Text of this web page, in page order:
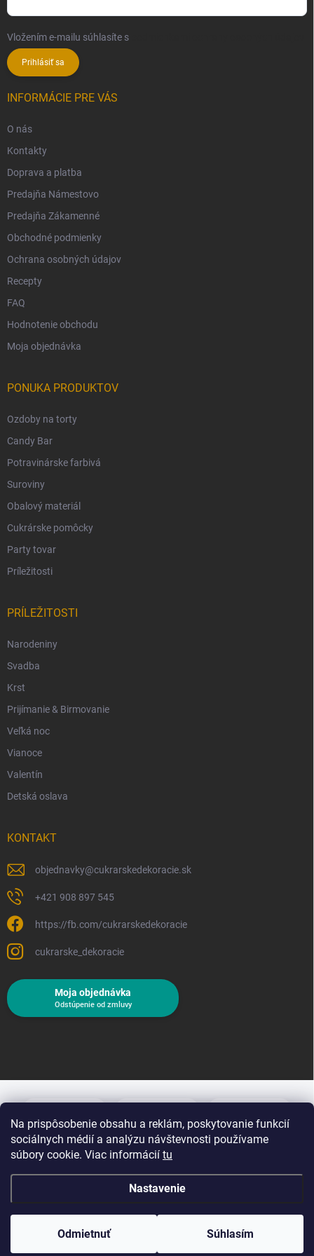
Na prispôsobenie obsahu a reklám, poskytovanie funkcií
sociálnych médií a analýzu návštevnosti používame
súbory cookie. Viac informácií tu
Nastavenie
Odmietnuť Súhlasím
Vložením e-mailu súhlasíte s
Prihlásiť sa
INFORMÁCIE PRE VÁS
O nás
Kontakty
Doprava a platba
Predajňa Námestovo
Predajňa Zákamenné
Obchodné podmienky
Ochrana osobných údajov
Recepty
FAQ
Hodnotenie obchodu
Moja objednávka
PONUKA PRODUKTOV
Ozdoby na torty
Candy Bar
Potravinárske farbivá
Suroviny
Obalový materiál
Cukrárske pomôcky
Party tovar
Príležitosti
PRÍLEŽITOSTI
Narodeniny
Svadba
Krst
Prijímanie & Birmovanie
Veľká noc
Vianoce
Valentín
Detská oslava
KONTAKT
objednavky@cukrarskedekoracie.sk
+421 908 897 545
https://fb.com/cukrarskedekoracie
cukrarske_dekoracie
Moja objednávka
Odstúpenie od zmluvy
Vytvoril Shoptet
Copyright 2026Cukrárske dekorácie. Všetky práva vyhradené.Upraviť